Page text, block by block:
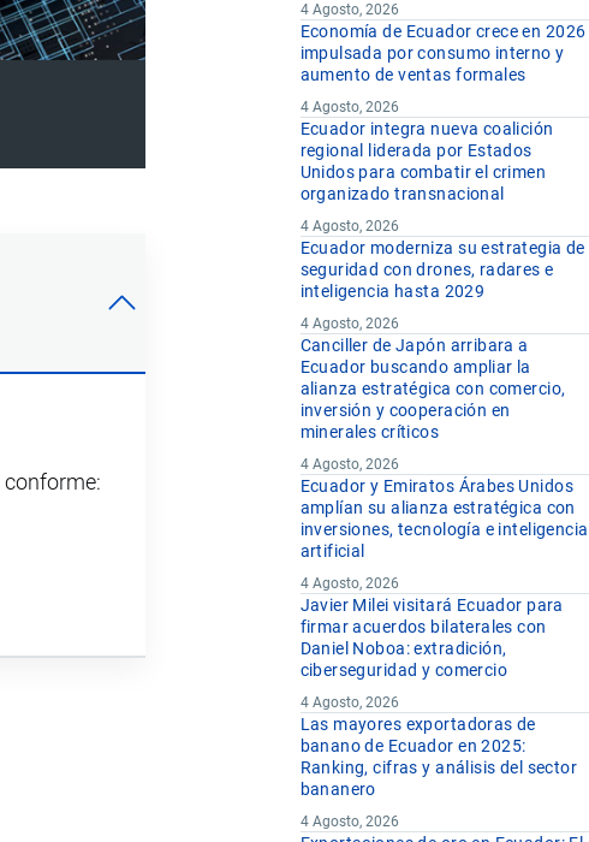
conforme:
4 Agosto, 2026
Economía de Ecuador crece en 2026
impulsada por consumo interno y
aumento de ventas formales
4 Agosto, 2026
Ecuador integra nueva coalición
regional liderada por Estados
Unidos para combatir el crimen
organizado transnacional
4 Agosto, 2026
Ecuador moderniza su estrategia de
seguridad con drones, radares e
inteligencia hasta 2029
4 Agosto, 2026
Canciller de Japón arribara a
Ecuador buscando ampliar la
alianza estratégica con comercio,
inversión y cooperación en
minerales críticos
4 Agosto, 2026
Ecuador y Emiratos Árabes Unidos
amplían su alianza estratégica con
inversiones, tecnología e inteligencia
artificial
4 Agosto, 2026
Javier Milei visitará Ecuador para
firmar acuerdos bilaterales con
Daniel Noboa: extradición,
ciberseguridad y comercio
4 Agosto, 2026
Las mayores exportadoras de
banano de Ecuador en 2025:
Ranking, cifras y análisis del sector
bananero
4 Agosto, 2026